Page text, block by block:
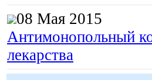
08 Мая 2015
Антимонопольный
лекарства